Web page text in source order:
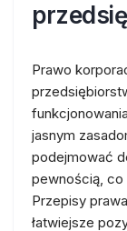
Prawo
jasnym
podejmować
pewnością, co
Przepisy
łatwiejsze